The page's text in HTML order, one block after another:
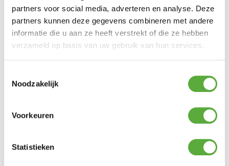
partners voor social media, adverteren en analyse. Deze
partners kunnen deze gegevens combineren met andere
informatie die u aan ze heeft verstrekt of die ze hebben
verzameld op basis van uw gebruik van hun services.
Noodzakelijk
Voorkeuren
Statistieken
Gratis verzending vanaf €250,-*